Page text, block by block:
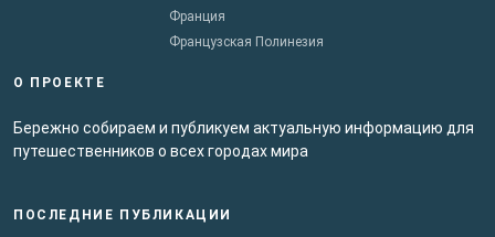
Франция
Французская Полинезия
О ПРОЕКТЕ
Бережно собираем и публикуем актуальную информацию для
путешественников о всех городах мира
ПОСЛЕДНИЕ ПУБЛИКАЦИИ